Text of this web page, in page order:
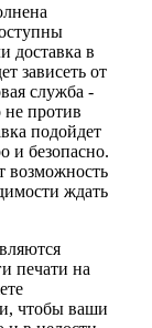
доставка в
зависеть от
служба -
не против
подойдет
и безопасно.
возможность
ждать
печати на
чтобы ваши